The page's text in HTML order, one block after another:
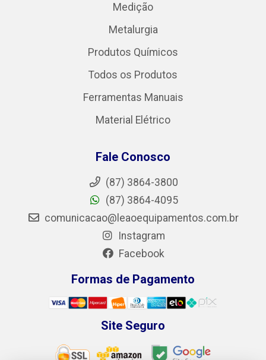
Medição
Metalurgia
Produtos Químicos
Todos os Produtos
Ferramentas Manuais
Material Elétrico
Fale Conosco
(87) 3864-3800
(87) 3864-4095
comunicacao@leaoequipamentos.com.br
Instagram
Facebook
Formas de Pagamento
Site Seguro